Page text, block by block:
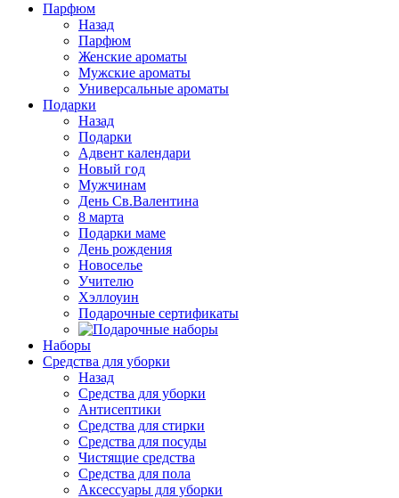
Парфюм
Назад
Парфюм
Женские ароматы
Мужские ароматы
Универсальные ароматы
Подарки
Назад
Подарки
Адвент календари
Новый год
Мужчинам
День Св.Валентина
8 марта
Подарки маме
День рождения
Новоселье
Учителю
Хэллоуин
Подарочные сертификаты
Наборы
Средства для уборки
Назад
Средства для уборки
Антисептики
Средства для стирки
Средства для посуды
Чистящие средства
Средства для пола
Аксессуары для уборки